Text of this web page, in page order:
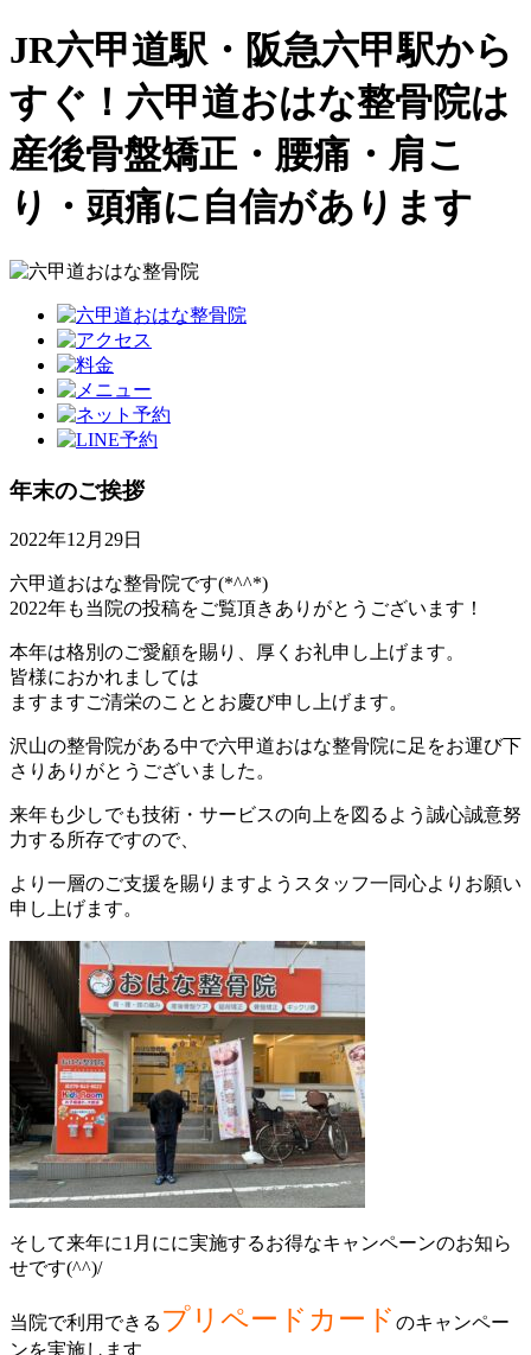
JR六甲道駅・阪急六甲駅から
すぐ！六甲道おはな整骨院は
産後骨盤矯正・腰痛・肩こ
り・頭痛に自信があります
年末のご挨拶
2022年12月29日
六甲道おはな整骨院です(*^^*)
2022年も当院の投稿をご覧頂きありがとうございます！
本年は格別のご愛顧を賜り、厚くお礼申し上げます。
皆様におかれましては
ますますご清栄のこととお慶び申し上げます。
沢山の整骨院がある中で六甲道おはな整骨院に足をお運び下
さりありがとうございました。
来年も少しでも技術・サービスの向上を図るよう誠心誠意努
力する所存ですので、
より一層のご支援を賜りますようスタッフ一同心よりお願い
申し上げます。
そして来年に1月にに実施するお得なキャンペーンのお知ら
せです(^^)/
当院で利用できる プリペードカード のキャンペー
ンを実施します